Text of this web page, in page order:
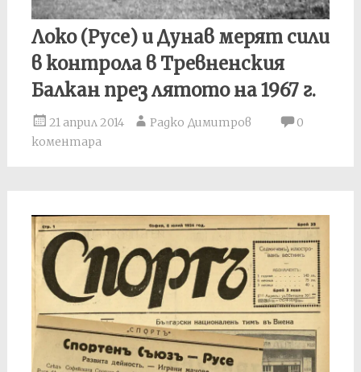
Локо (Русе) и Дунав мерят сили
в контрола в Тревненския
Балкан през лятото на 1967 г.
21 април 2014 Радко Димитров
0
коментара